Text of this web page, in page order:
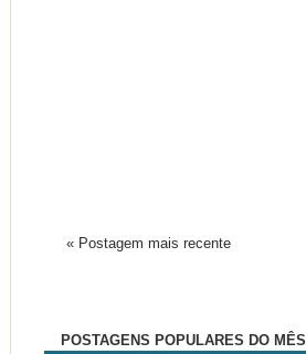
« Postagem mais recente
POSTAGENS POPULARES DO MÊS